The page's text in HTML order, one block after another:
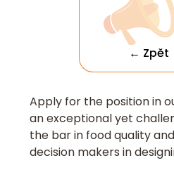
← Zpět
Apply for the position in
an exceptional yet
the bar in food quality
decision makers in